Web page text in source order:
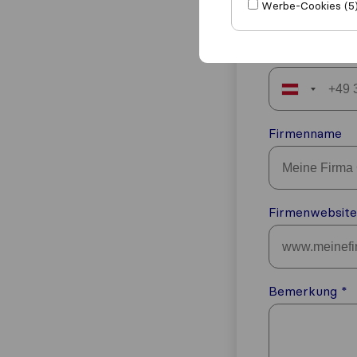
Werbe-Cookies
Austria
+43
Firmenname
Firmenwebsite
Bemerkung *